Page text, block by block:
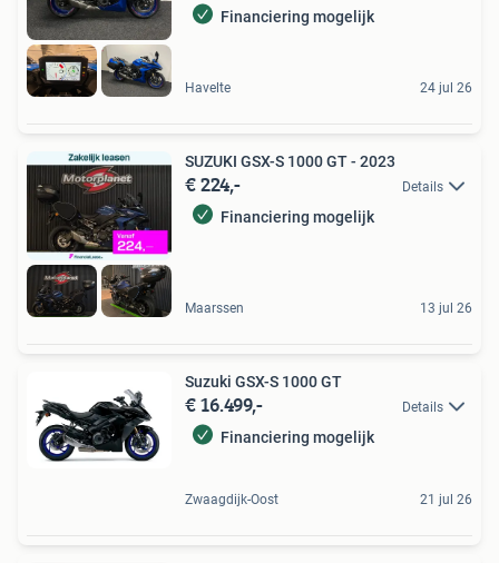
Financiering mogelijk
Havelte 24 jul 26
SUZUKI GSX-S 1000 GT - 2023
€ 224,- Details
Financiering mogelijk
Maarssen 13 jul 26
Suzuki GSX-S 1000 GT
€ 16.499,- Details
Financiering mogelijk
Zwaagdijk-Oost 21 jul 26